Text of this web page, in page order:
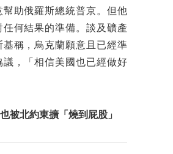
幫助俄羅斯總統普京。但他
任何結果的準備。談及礦產
基稱，烏克蘭願意且已經準
議，「相信美國也已經做好
被北約東擴「燒到屁股」